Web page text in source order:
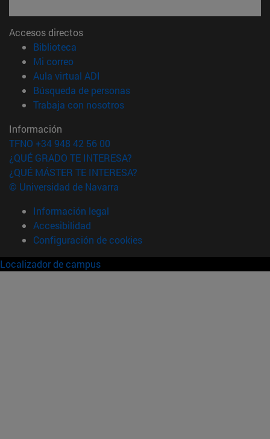
Accesos directos
Biblioteca
Mi correo(abre en nueva ventana)
Aula virtual ADI
Búsqueda de personas(abre en nueva ventana)
Trabaja con nosotros(abre en nueva ventana)
Información
TFNO +34 948 42 56 00
¿QUÉ GRADO TE INTERESA?
¿QUÉ MÁSTER TE INTERESA?
© Universidad de Navarra
Información legal
Accesibilidad
Configuración de cookies
Localizador de campus